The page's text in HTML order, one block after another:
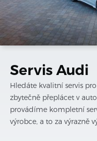
Servis Audi
Hledáte kvalitní servis
zbytečně přeplácet v
provádíme kompletní
výrobce, a to za výrazně